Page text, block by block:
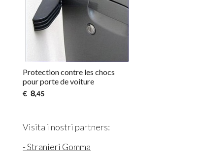
Protection contre les chocs
pour porte de voiture
€ 8,45
Visita i nostri partners:
- Stranieri Gomma